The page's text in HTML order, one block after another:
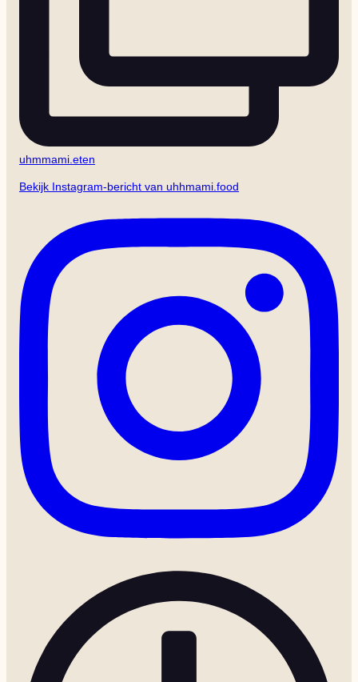
uhmmami.eten
Bekijk Instagram-bericht van uhhmami.food